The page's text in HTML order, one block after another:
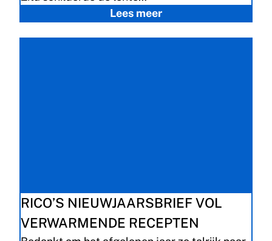
Lees meer
RICO’S NIEUWJAARSBRIEF VOL
VERWARMENDE RECEPTEN